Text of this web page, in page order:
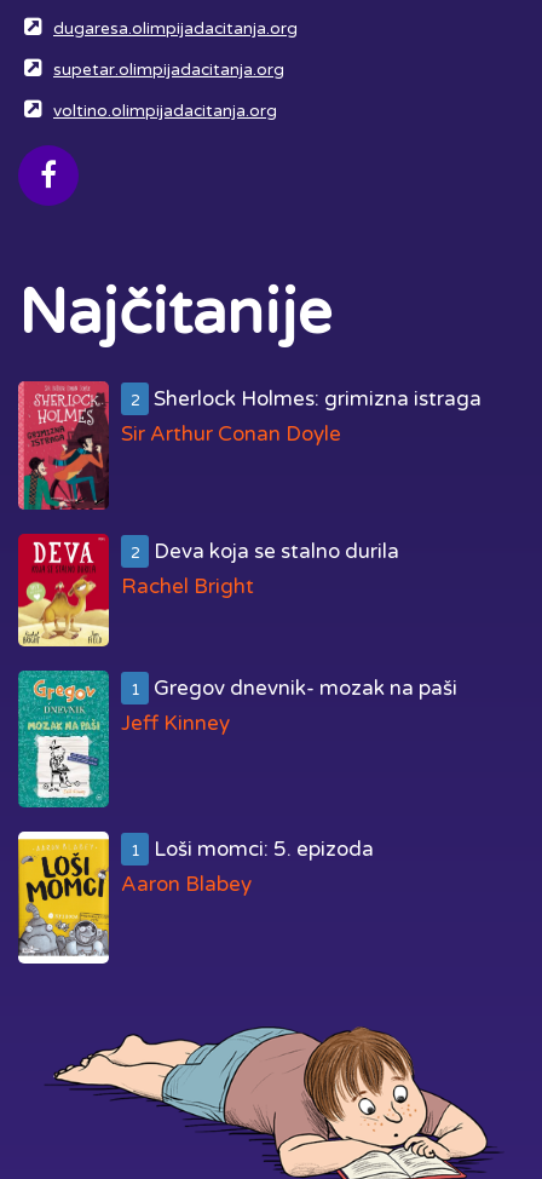
dugaresa.olimpijadacitanja.org
supetar.olimpijadacitanja.org
voltino.olimpijadacitanja.org
Najčitanije
2
Sherlock Holmes: grimizna istraga
Sir Arthur Conan Doyle
2
Deva koja se stalno durila
Rachel Bright
1
Gregov dnevnik- mozak na paši
Jeff Kinney
1
Loši momci: 5. epizoda
Aaron Blabey